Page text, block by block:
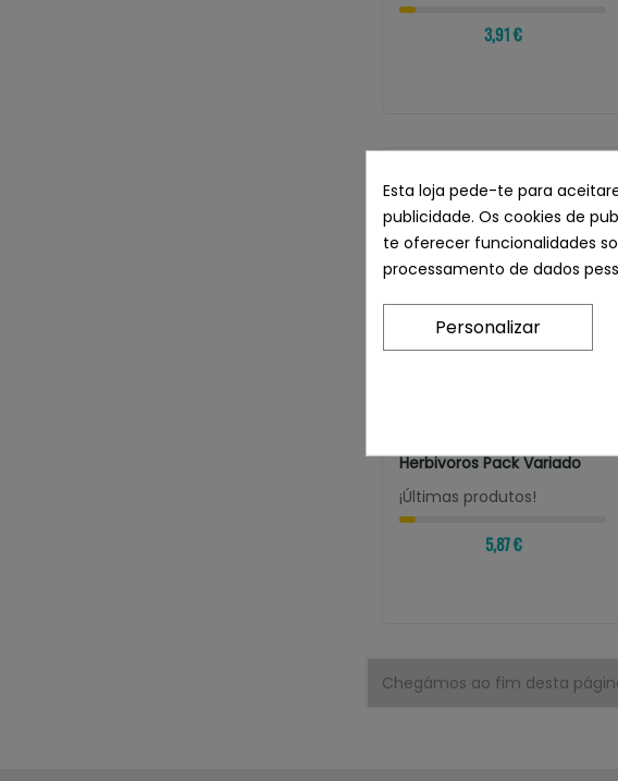
3,91 €
Herbivoros Pack Variado
¡Últimas produtos!
5,87 €
Chegámos ao fim desta
Esta loja pede-te para
publicidade. Os cookies de
te oferecer funcionalidades
processamento de dados
Personalizar